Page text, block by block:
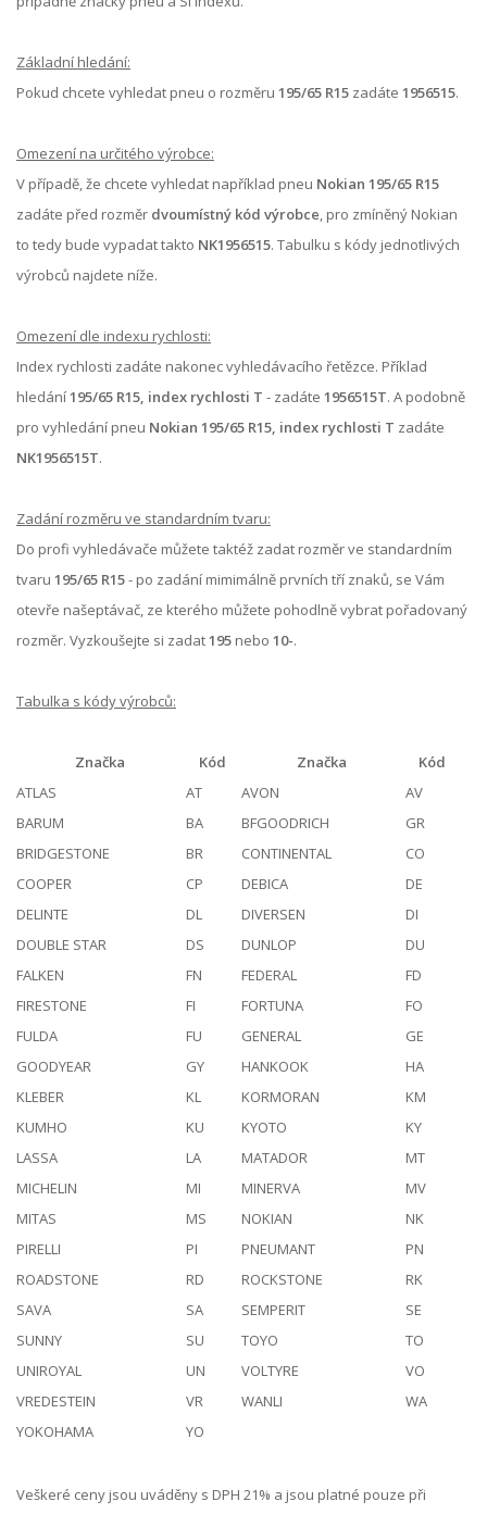
Základní hledání:
Pokud chcete vyhledat pneu o rozměru 195/65 R15 zadáte 1956515.
Omezení na určitého výrobce:
V případě, že chcete vyhledat například pneu Nokian 195/65 R15
zadáte před rozměr dvoumístný kód výrobce, pro zmíněný Nokian
to tedy bude vypadat takto NK1956515. Tabulku s kódy jednotlivých
výrobců najdete níže.
Omezení dle indexu rychlosti:
Index rychlosti zadáte nakonec vyhledávacího řetězce. Příklad
hledání195/65 R15, index rychlosti T - zadáte 1956515T. A podobně
pro vyhledání pneu Nokian 195/65 R15, index rychlosti T zadáte
NK1956515T.
Zadání rozměru ve standardním tvaru:
Do profi vyhledávače můžete taktéž zadat rozměr ve standardním
tvaru 195/65 R15- po zadání mimimálně prvních tří znaků, se Vám
otevře našeptávač, ze kterého můžete pohodlně vybrat pořadovaný
rozměr. Vyzkoušejte si zadat195 nebo 10-.
Tabulka s kódy výrobců:
Značka Kód Značka
Kód
ATLAS
AT AVON
AV
BARUM
BA BFGOODRICH
GR
BRIDGESTONE
BR CONTINENTAL
CO
COOPER
CP DEBICA
DE
DELINTE
DL DIVERSEN
DI
DOUBLE STAR
DS DUNLOP
DU
FALKEN
FN FEDERAL
FD
FIRESTONE
FI FORTUNA
FO
FULDA
FU GENERAL
GE
GOODYEAR
GY HANKOOK
HA
KLEBER
KL KORMORAN
KM
KUMHO
KU KYOTO
KY
LASSA
LA MATADOR
MT
MICHELIN
MI MINERVA
MV
MITAS
MS NOKIAN
NK
PIRELLI
PI PNEUMANT
PN
ROADSTONE
RD ROCKSTONE
RK
SAVA
SA SEMPERIT
SE
SUNNY
SU TOYO
TO
UNIROYAL
UN VOLTYRE
VO
VREDESTEIN
VR WANLI
WA
YOKOHAMA
YO
Veškeré ceny jsou uváděny s DPH 21% a jsou platné pouze při